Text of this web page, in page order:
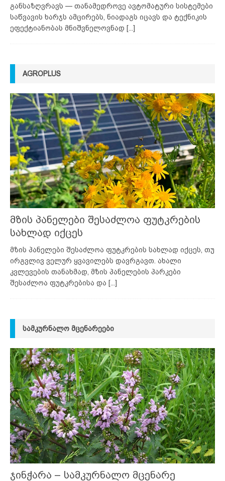
განსაზღვრავს — თანამედროვე ავტომატური სისტემები
საწვავის ხარჯს ამცირებს, ნიადაგს იცავს და ტექნიკის
ეფექტიანობას მნიშვნელოვნად [...]
AGROPLUS
მზის პანელები შესაძლოა ფუტკრების
სახლად იქცეს
მზის პანელები შესაძლოა ფუტკრების სახლად იქცეს, თუ
ირგვლივ ველურ ყვავილებს დავრგავთ. ახალი
კვლევების თანახმად, მზის პანელების პარკები
შესაძლოა ფუტკრებისა და [...]
ᲡᲐᲛᲙᲣᲠᲜᲐᲚᲝ ᲛᲪᲔᲜᲐᲠᲔᲔᲑᲘ
ჯინჭარა – სამკურნალო მცენარე